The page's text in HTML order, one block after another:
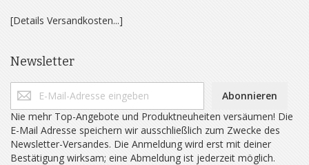
[Details Versandkosten...]
Newsletter
Abonnieren
Nie mehr Top-Angebote und Produktneuheiten versäumen! Die
E-Mail Adresse speichern wir ausschließlich zum Zwecke des
Newsletter-Versandes. Die Anmeldung wird erst mit deiner
Bestätigung wirksam; eine Abmeldung ist jederzeit möglich.